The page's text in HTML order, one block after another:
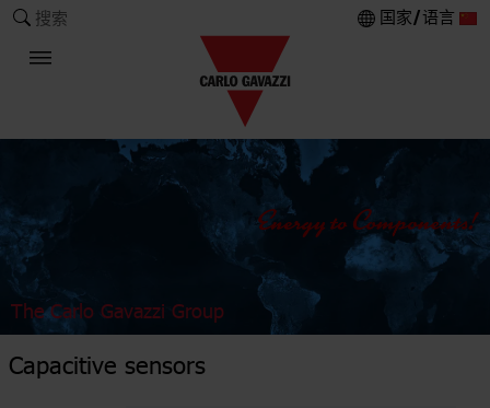
搜索 国家/语言
The Carlo Gavazzi Group
Capacitive sensors